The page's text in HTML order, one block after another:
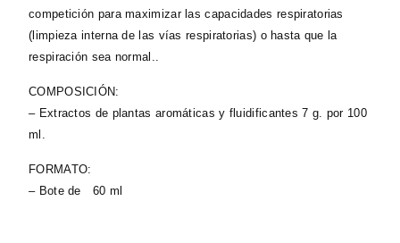
competición para maximizar las capacidades respiratorias
(limpieza interna de las vías respiratorias) o hasta que la
respiración sea normal..
COMPOSICIÓN:
– Extractos de plantas aromáticas y fluidificantes 7 g. por 100
ml.
FORMATO:
– Bote de 60 ml